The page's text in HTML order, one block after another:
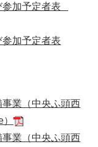
参加予定者表
加予定者表
業（中央ふ頭西
）
業（中央ふ頭西